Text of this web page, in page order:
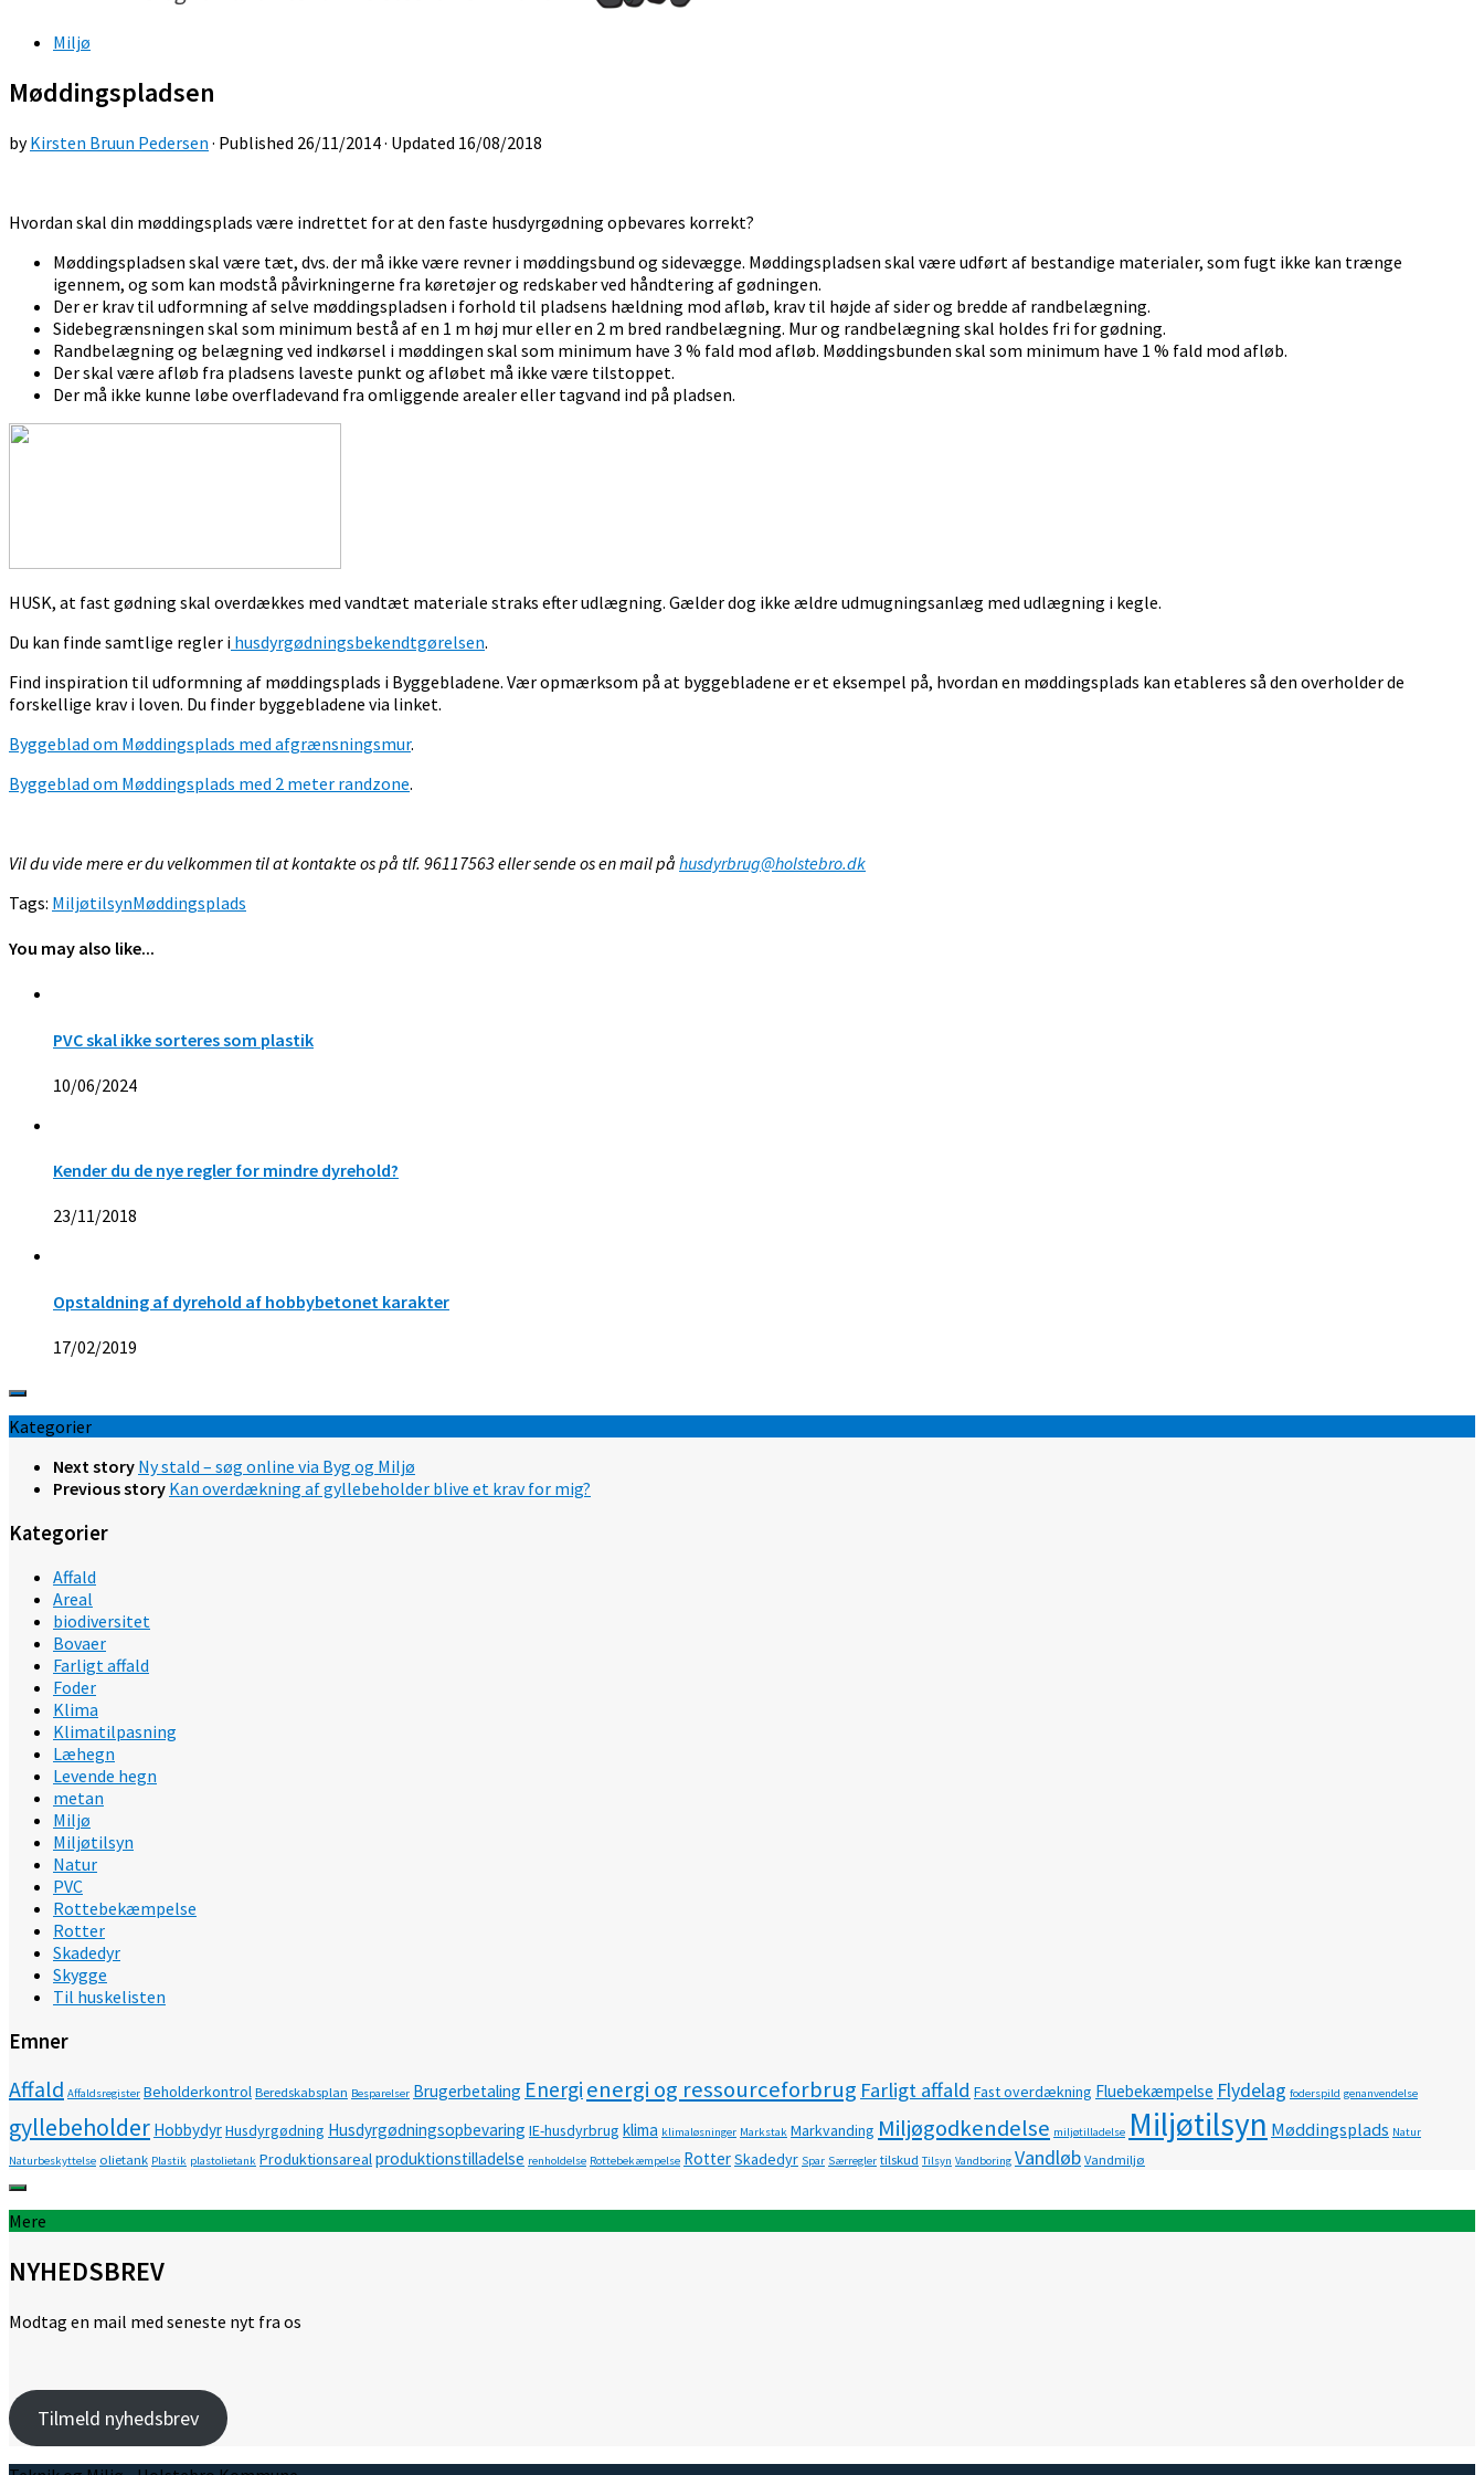
Miljø
Møddingspladsen
byKirsten Bruun Pedersen · Published 26/11/2014· Updated 16/08/2018
Hvordan skal din møddingsplads være indrettet for at den faste husdyrgødning opbevares korrekt?
Møddingspladsen skal være tæt, dvs. der må ikke være revner i møddingsbund og sidevægge. Møddingspladsen skal være udført af bestandige materialer, som fugt ikke kan trænge
igennem, og som kan modstå påvirkningerne fra køretøjer og redskaber ved håndtering af gødningen.
Der er krav til udformning af selve møddingspladsen i forhold til pladsens hældning mod afløb, krav til højde af sider og bredde af randbelægning.
Sidebegrænsningen skal som minimum bestå af en 1 m høj mur eller en 2 m bred randbelægning. Mur og randbelægning skal holdes fri for gødning.
Randbelægning og belægning ved indkørsel i møddingen skal som minimum have 3 % fald mod afløb. Møddingsbunden skal som minimum have 1 % fald mod afløb.
Der skal være afløb fra pladsens laveste punkt og afløbet må ikke være tilstoppet.
Der må ikke kunne løbe overfladevand fra omliggende arealer eller tagvand ind på pladsen.
HUSK, at fast gødning skal overdækkes med vandtæt materiale straks efter udlægning. Gælder dog ikke ældre udmugningsanlæg med udlægning i kegle.
Du kan finde samtlige regler i husdyrgødningsbekendtgørelsen.
Find inspiration til udformning af møddingsplads i Byggebladene. Vær opmærksom på at byggebladene er et eksempel på, hvordan en møddingsplads kan etableres så den overholder de
forskellige krav i loven. Du finder byggebladene via linket.
Byggeblad om Møddingsplads med afgrænsningsmur.
Byggeblad om Møddingsplads med 2 meter randzone.
Vil du vide mere er du velkommen til at kontakte os på tlf. 96117563 eller sende os en mail på husdyrbrug@holstebro.dk
Tags: MiljøtilsynMøddingsplads
You may also like...
PVC skal ikke sorteres som plastik
10/06/2024
Kender du de nye regler for mindre dyrehold?
23/11/2018
Opstaldning af dyrehold af hobbybetonet karakter
17/02/2019
Kategorier
Next story Ny stald – søg online via Byg og Miljø
Previous story Kan overdækning af gyllebeholder blive et krav for mig?
Kategorier
Affald
Areal
biodiversitet
Bovaer
Farligt affald
Foder
Klima
Klimatilpasning
Læhegn
Levende hegn
metan
Miljø
Miljøtilsyn
Natur
PVC
Rottebekæmpelse
Rotter
Skadedyr
Skygge
Til huskelisten
Emner
Affald Affaldsregister Beholderkontrol Beredskabsplan Besparelser Brugerbetaling Energi energi og ressourceforbrug Farligt affald Fast overdækning Fluebekæmpelse Flydelag foderspild genanvendelse
gyllebeholder HobbydyrHusdyrgødning Husdyrgødningsopbevaring IE-husdyrbrug klima klimaløsninger Markstak Markvanding Miljøgodkendelse miljøtilladelse Miljøtilsyn Møddingsplads Natur
Naturbeskyttelse olietank Plastik plastolietank Produktionsarealproduktionstilladelse renholdelse Rottebekæmpelse RotterSkadedyr Spar Særregler tilskud Tilsyn Vandboring Vandløb Vandmiljø
Mere
NYHEDSBREV
Modtag en mail med seneste nyt fra os
Tilmeld nyhedsbrev